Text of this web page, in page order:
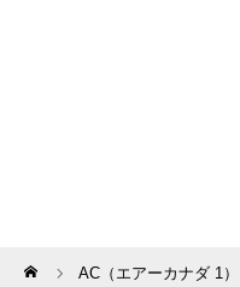
Home AC（エアーカナダ 1）